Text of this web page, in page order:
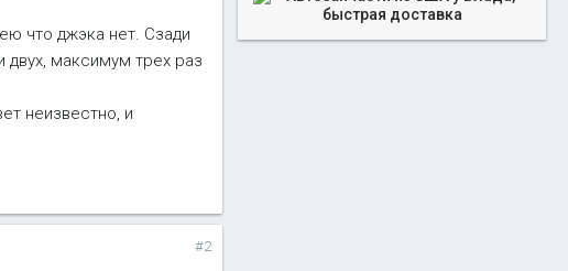
что джэка нет. Сзади
двух, максимум трех раз
неизвестно, и
#2